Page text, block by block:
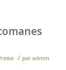
/ par admin